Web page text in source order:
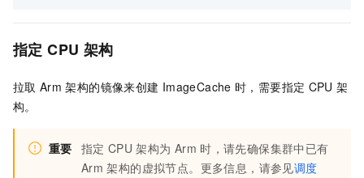
指定 CPU 架构
拉取 Arm 架构的镜像来创建 ImageCache 时，需要指定 CPU 架
构。
重要 指定 CPU 架构为 Arm 时，请先确保集群中已有
Arm 架构的虚拟节点。更多信息，请参见调度